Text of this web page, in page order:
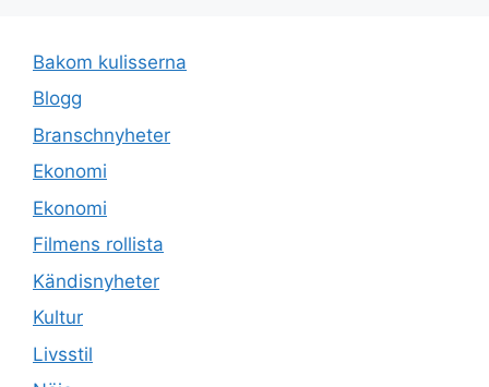
Bakom kulisserna
Blogg
Branschnyheter
Ekonomi
Ekonomi
Filmens rollista
Kändisnyheter
Kultur
Livsstil